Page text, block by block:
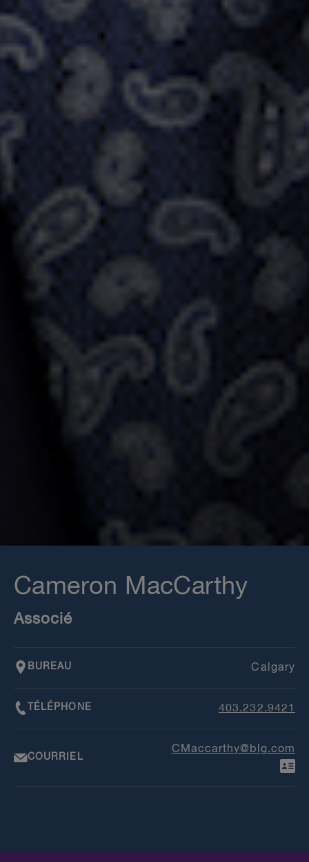
Cameron MacCarthy
Associé
BUREAU Calgary
TÉLÉPHONE 403.232.9421
COURRIEL
CMaccarthy@blg.com